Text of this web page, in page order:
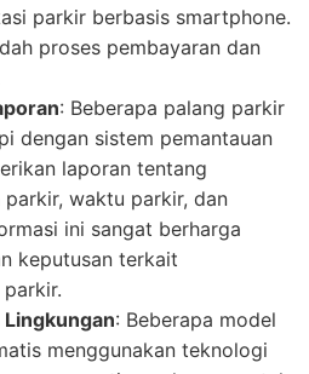
parkir berbasis smartphone.
proses pembayaran dan
: Beberapa palang parkir
dengan sistem pemantauan
laporan tentang
parkir, waktu parkir, dan
ini sangat berharga
keputusan terkait
Lingkungan: Beberapa model
menggunakan teknologi